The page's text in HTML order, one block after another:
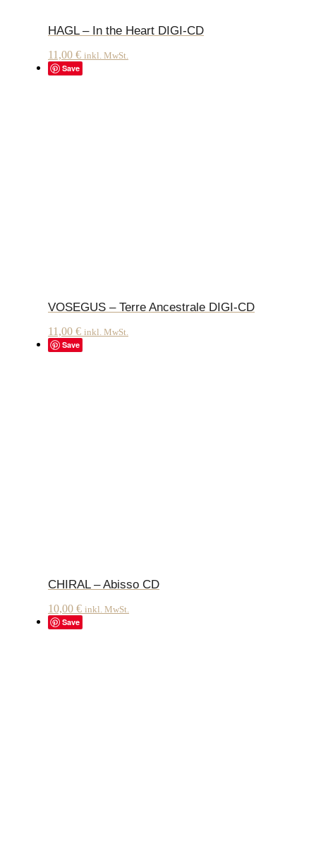
HAGL – In the Heart DIGI-CD
11,00 € inkl. MwSt.
Save
VOSEGUS – Terre Ancestrale DIGI-CD
11,00 € inkl. MwSt.
Save
CHIRAL – Abisso CD
10,00 € inkl. MwSt.
Save